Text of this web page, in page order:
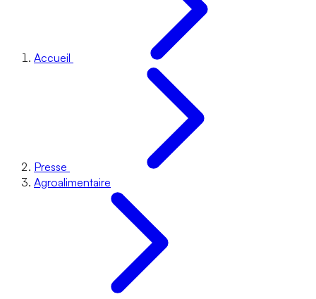
Accueil
Presse
Agroalimentaire